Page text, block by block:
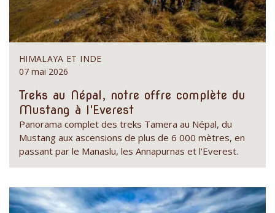
HIMALAYA ET INDE
07 mai 2026
Treks au Népal, notre offre complète du
Mustang à l'Everest
Panorama complet des treks Tamera au Népal, du
Mustang aux ascensions de plus de 6 000 mètres, en
passant par le Manaslu, les Annapurnas et l'Everest.